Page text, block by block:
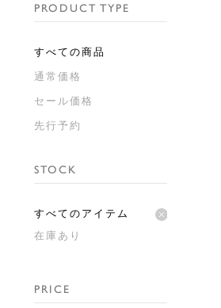
PRODUCT TYPE
すべての商品
通常価格
セール価格
先行予約
STOCK
すべてのアイテム
在庫あり
PRICE